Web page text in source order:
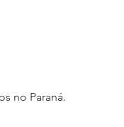
no Paraná.